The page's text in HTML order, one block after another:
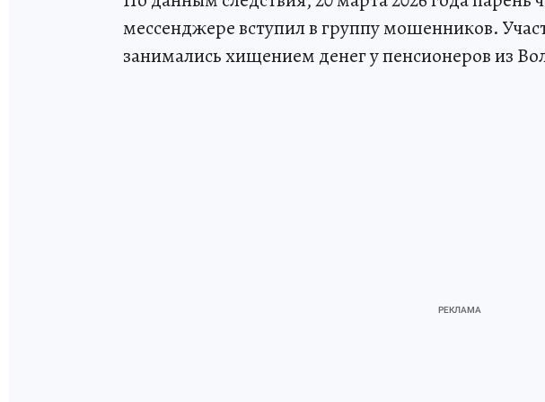
мессенджере вступил в группу мошенников.
занимались хищением денег у пенсионеров из